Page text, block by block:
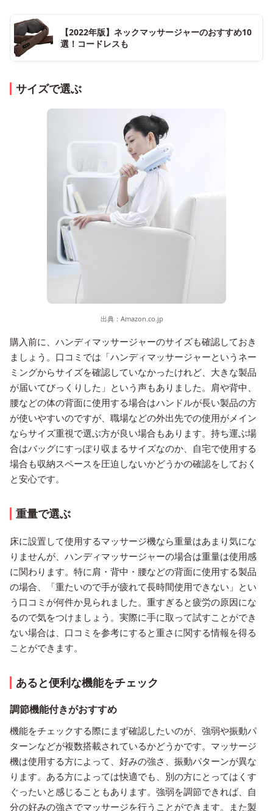
【2022年版】ネックマッサージャーのおすすめ10
選！コードレスも
サイズで選ぶ
出典： Amazon.co.jp
購入前に、ハンディマッサージャーのサイズも確認しておき
ましょう。口コミでは「ハンディマッサージャーというネー
ミングからサイズを確認していなかったけれど、大きな製品
が届いてびっくりした」という声もありました。肩や背中、
腰などの体の背面に使用する場合はハンドルが長い製品の方
が使いやすいのですが、職場などの外出先での使用がメイン
ならサイズ重視で選ぶ方が良い場合もあります。持ち運ぶ場
合はバッグにすっぽり収まるサイズなのか、自宅で使用する
場合も収納スペースを圧迫しないかどうかの確認をしておく
と安心です。
重量で選ぶ
床に設置して使用するマッサージ機なら重量はあまり気にな
りませんが、ハンディマッサージャーの場合は重量は使用感
に関わります。特に肩・背中・腰などの背面に使用する製品
の場合、「重たいので手が疲れて長時間使用できない」とい
う口コミが何件か見られました。重すぎると疲労の原因にな
るので気をつけましょう。実際に手に取って試すことができ
ない場合は、口コミを参考にすると重さに関する情報を得る
ことができます。
あると便利な機能をチェック
調節機能付きがおすすめ
機能をチェックする際にまず確認したいのが、強弱や振動パ
ターンなどが複数搭載されているかどうかです。マッサージ
機は使用する方によって、好みの強さ、振動パターンが異な
ります。ある方によっては快適でも、別の方にとってはくす
ぐったいと感じることもあります。強弱を調節できれば、自
分の好みの強さでマッサージを行うことができます。また製